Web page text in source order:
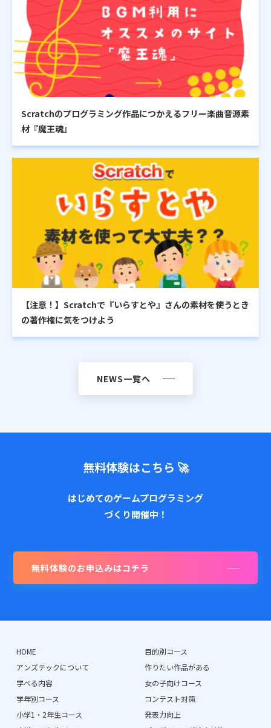
Scratchのプログラミング作品につかえるフリー楽曲音源素
材『魔王魂』
【注意！】Scratchで『いらすとや』さんの素材を使うとき
の著作権に気をつけよう
NEWS一覧へ
無料体験はこちら 🚀
はじめてのゲームプログラミング
づくり開催中！
無料体験のお申込みはコチラ
HOME
アンズテックについて
学べる内容
学年別コース
小学1・2年生コース
目的別コース
作りたい作品がある
女の子向けコース
コンテスト対策
発表力向上